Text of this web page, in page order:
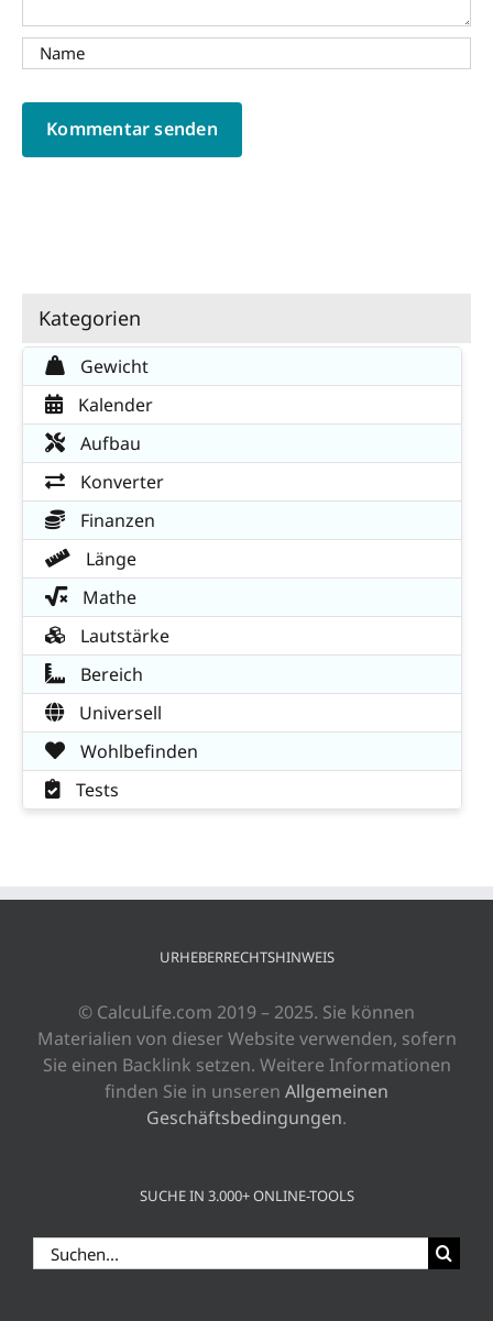
Kategorien
Gewicht
Kalender
Aufbau
Konverter
Finanzen
Länge
Mathe
Lautstärke
Bereich
Universell
Wohlbefinden
Tests
URHEBERRECHTSHINWEIS
© CalcuLife.com 2019 – 2025. Sie können
Materialien von dieser Website verwenden, sofern
Sie einen Backlink setzen. Weitere Informationen
finden Sie in unseren Allgemeinen
Geschäftsbedingungen.
SUCHE IN 3.000+ ONLINE-TOOLS
Suche
nach: